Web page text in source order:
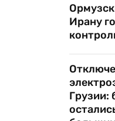
Ирану
Грузии: